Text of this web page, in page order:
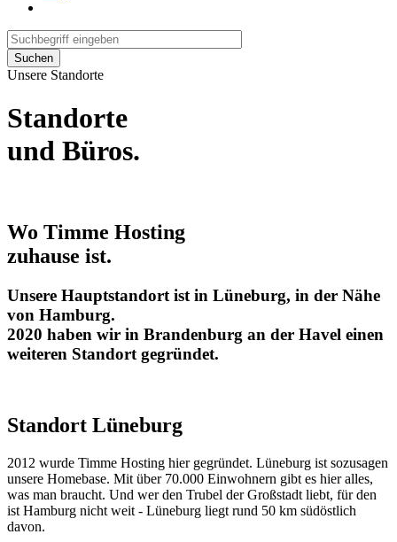
Suchen
Unsere Standorte
Standorte
und Büros.
Wo Timme Hosting
zuhause ist.
Unsere Hauptstandort ist in Lüneburg, in der Nähe
von Hamburg.
2020 haben wir in Brandenburg an der Havel einen
weiteren Standort gegründet.
Standort Lüneburg
2012 wurde Timme Hosting hier gegründet. Lüneburg ist sozusagen
unsere Homebase. Mit über 70.000 Einwohnern gibt es hier alles,
was man braucht. Und wer den Trubel der Großstadt liebt, für den
ist Hamburg nicht weit - Lüneburg liegt rund 50 km südöstlich
davon.